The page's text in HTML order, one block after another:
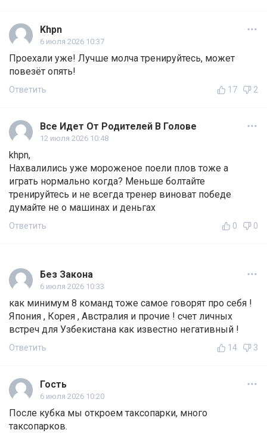
Khpn
6 июля 2026 10:37
Проехали уже! Лучше молча тренируйтесь, может
повезёт опять!
Ответить 17 2
Все Идет От Родителей В Голове
12 июля 2026 10:48
khpn,
Нахвалились уже мороженое поели плов тоже а
играть нормально когда? Меньше болтайте
тренируйтесь и не всегда тренер виноват победе
думайте не о машинах и деньгах
Ответить 0 0
Без Закона
6 июля 2026 10:33
как минимум 8 команд тоже самое говорят про себя !
Япония , Корея , Австралия и прочие ! счет личных
встреч для Узбекистана как известно негативный !
Ответить 14 3
Гость
6 июля 2026 10:20
После кубка мы откроем таксопарки, много
таксопарков.